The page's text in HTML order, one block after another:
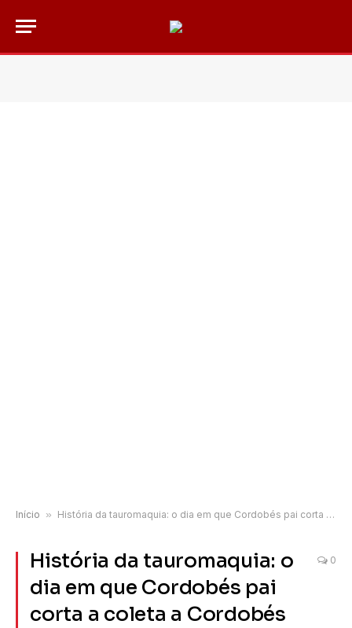
Início » História da tauromaquia: o dia em que Cordobés pai corta a coleta a Cordobés filho
História da tauromaquia: o
dia em que Cordobés pai
corta a coleta a Cordobés
0